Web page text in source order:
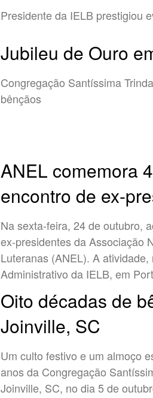
Presidente da IELB prestigiou
Jubileu de Ouro
Congregação Santíssima
bênçãos
ANEL comemora
encontro de ex-
Na sexta-feira, 24 de outubro,
ex-presidentes da Associação
Luteranas (ANEL). A
Administrativo da IELB, em
Oito décadas de
Joinville, SC
Um culto festivo e um almoço
anos da Congregação
Joinville, SC, no dia 5 de